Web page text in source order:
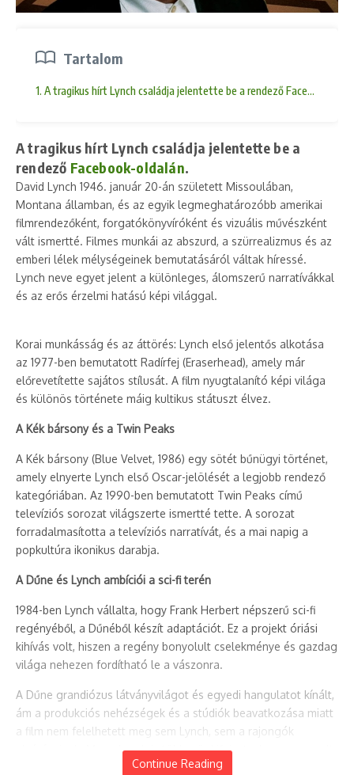
Tartalom
1. A tragikus hírt Lynch családja jelentette be a rendező Facebook-
A tragikus hírt Lynch családja jelentette be a
rendező Facebook-oldalán.
David Lynch 1946. január 20-án született Missoulában,
Montana államban, és az egyik legmeghatározóbb amerikai
filmrendezőként, forgatókönyvíróként és vizuális művészként
vált ismertté. Filmes munkái az abszurd, a szürrealizmus és az
emberi lélek mélységeinek bemutatásáról váltak híressé.
Lynch neve egyet jelent a különleges, álomszerű narratívákkal
és az erős érzelmi hatású képi világgal.
Korai munkásság és az áttörés: Lynch első jelentős alkotása
az 1977-ben bemutatott Radírfej (Eraserhead), amely már
előrevetítette sajátos stílusát. A film nyugtalanító képi világa
és különös története máig kultikus státuszt élvez.
A Kék bársony és a Twin Peaks
A Kék bársony (Blue Velvet, 1986) egy sötét bűnügyi történet,
amely elnyerte Lynch első Oscar-jelölését a legjobb rendező
kategóriában. Az 1990-ben bemutatott Twin Peaks című
televíziós sorozat világszerte ismertté tette. A sorozat
forradalmasította a televíziós narratívát, és a mai napig a
popkultúra ikonikus darabja.
A Dűne és Lynch ambíciói a sci-fi terén
1984-ben Lynch vállalta, hogy Frank Herbert népszerű sci-fi
regényéből, a Dűnéből készít adaptációt. Ez a projekt óriási
kihívás volt, hiszen a regény bonyolult cselekménye és gazdag
világa nehezen fordítható le a vászonra.
A Dűne grandiózus látványvilágot és egyedi hangulatot kínált,
ám a produkciós nehézségek és a stúdiók beavatkozása miatt
a film nem felelhetett meg sem Lynch, sem a rajongók
elvárásainak. Maga Lynch is többször kifejezte, hogy nem volt
elégedett a végeredménnyel, és hogy a film nem az ő eredeti
Continue Reading